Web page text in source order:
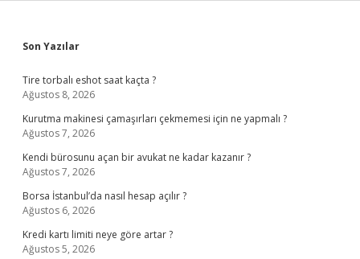
Sidebar
Son Yazılar
Tire torbalı eshot saat kaçta ?
Ağustos 8, 2026
Kurutma makinesi çamaşırları çekmemesi için ne yapmalı ?
Ağustos 7, 2026
Kendi bürosunu açan bir avukat ne kadar kazanır ?
Ağustos 7, 2026
Borsa İstanbul’da nasıl hesap açılır ?
Ağustos 6, 2026
Kredi kartı limiti neye göre artar ?
Ağustos 5, 2026